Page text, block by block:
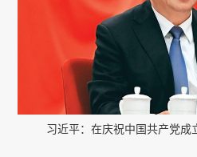
习近平：在庆祝中国共产党成